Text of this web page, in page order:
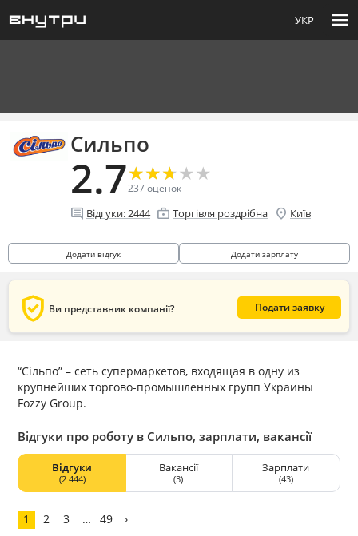
УКР menu
Сильпо
2.7★
★★
★★
★★
★★
★
237оценок
comment Відгуки:2444 enterprise Торгівля роздрібна location_on Київ
Додати відгук Додати зарплату
verified_user Ви представник компанії? Подати заявку
“Сільпо” – сеть супермаркетов, входящая в одну из
крупнейших торгово-промышленных групп Украины
Fozzy Group.
Відгуки про роботу в Сильпо, зарплати, вакансії
Відгуки
(2 444)
Вакансії
(3)
Зарплати
(43)
1 2 3 … 49 ›